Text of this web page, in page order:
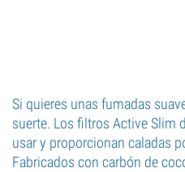
Si quieres unas fumadas
suerte. Los filtros Active Slim
usar y proporcionan caladas
Fabricados con carbón de